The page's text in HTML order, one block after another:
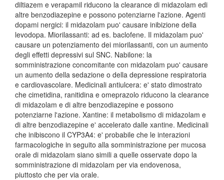
diltiazem e verapamil riducono la clearance di midazolam edi
altre benzodiazepine e possono potenziarne l'azione. Agenti
dopami nergici: il midazolam puo' causare inibizione della
levodopa. Miorilassanti: ad es. baclofene. Il midazolam puo'
causare un potenziamento dei miorilassanti, con un aumento
degli effetti depressivi sul SNC. Nabilone: la
somministrazione concomitante con midazolam puo' causare
un aumento della sedazione o della depressione respiratoria
e cardiovascolare. Medicinali antiulcera: e' stato dimostrato
che cimetidina, ranitidina e omeprazolo riducono la clearance
di midazolam e di altre benzodiazepine e possono
potenziarne l'azione. Xantine: il metabolismo di midazolam e
di altre benzodiazepine e' accelerato dalle xantine. Medicinali
che inibiscono il CYP3A4: e' probabile che le interazioni
farmacologiche in seguito alla somministrazione per mucosa
orale di midazolam siano simili a quelle osservate dopo la
somministrazione di midazolam per via endovenosa,
piuttosto che per via orale.